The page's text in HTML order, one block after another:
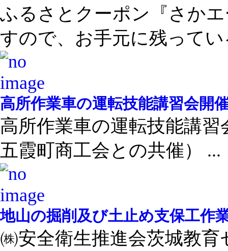
ふるさとクーポン『さか
すので、お手元に残ってい
高所作業車の運転技能講習会開
高所作業車の運転技能講
五霞町商工会との共催） ...
地山の掘削及び土止め支保工作
㈱安全衛生推進会茨城教